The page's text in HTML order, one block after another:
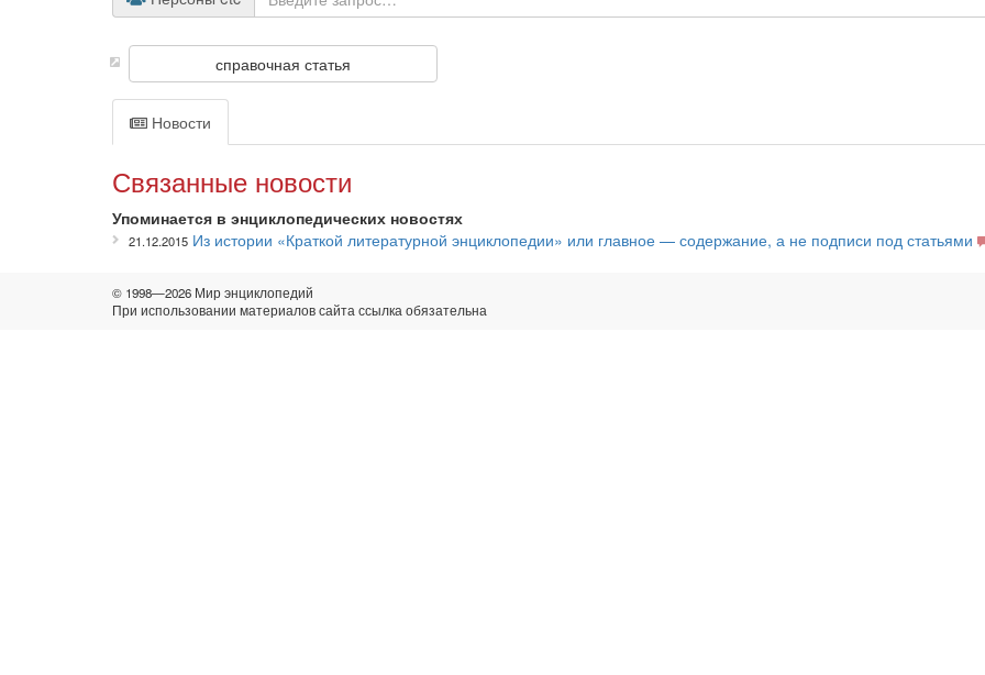
справочная статья
Новости
Связанные новости
Упоминается в энциклопедических новостях
21.12.2015 Из истории «Краткой литературной энциклопедии» или главное — содержание, а не подписи под статьями
© 1998—2026 Мир энциклопедий
При использовании материалов сайта ссылка обязательна